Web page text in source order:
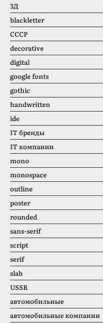
3Д
blackletter
CCCР
decorative
digital
google fonts
gothic
handwritten
ide
IT бренды
IT компании
mono
monospace
outline
poster
rounded
sans-serif
script
serif
slab
USSR
автомобильные
автомобильные компании